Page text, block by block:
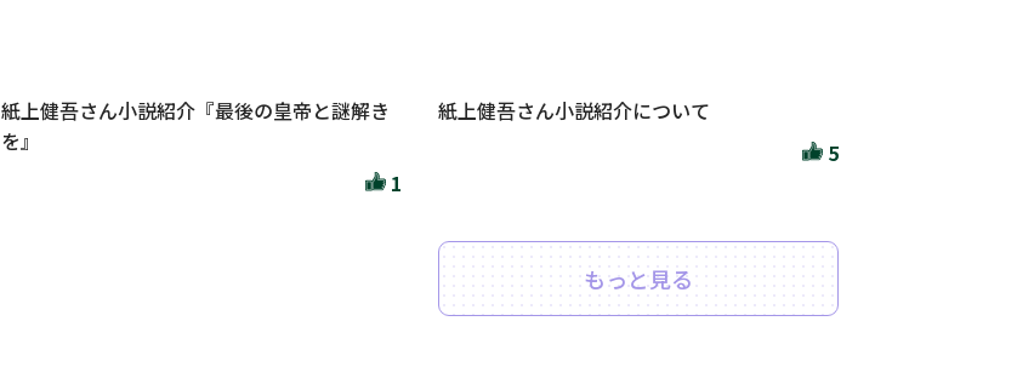
紙上健吾さん小説紹介『最後の皇帝と謎解き
を』
1
紙上健吾さん小説紹介について
5
もっと見る